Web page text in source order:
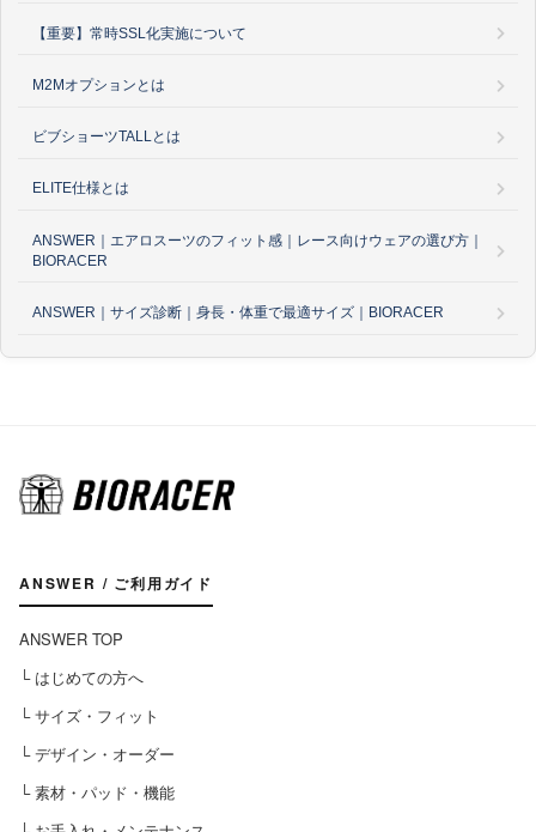
【重要】常時SSL化実施について
M2Mオプションとは
ビブショーツTALLとは
ELITE仕様とは
ANSWER｜エアロスーツのフィット感｜レース向けウェアの選び方｜
BIORACER
ANSWER｜サイズ診断｜身長・体重で最適サイズ｜BIORACER
ANSWER / ご利用ガイド
ANSWER TOP
└ はじめての方へ
└ サイズ・フィット
└ デザイン・オーダー
└ 素材・パッド・機能